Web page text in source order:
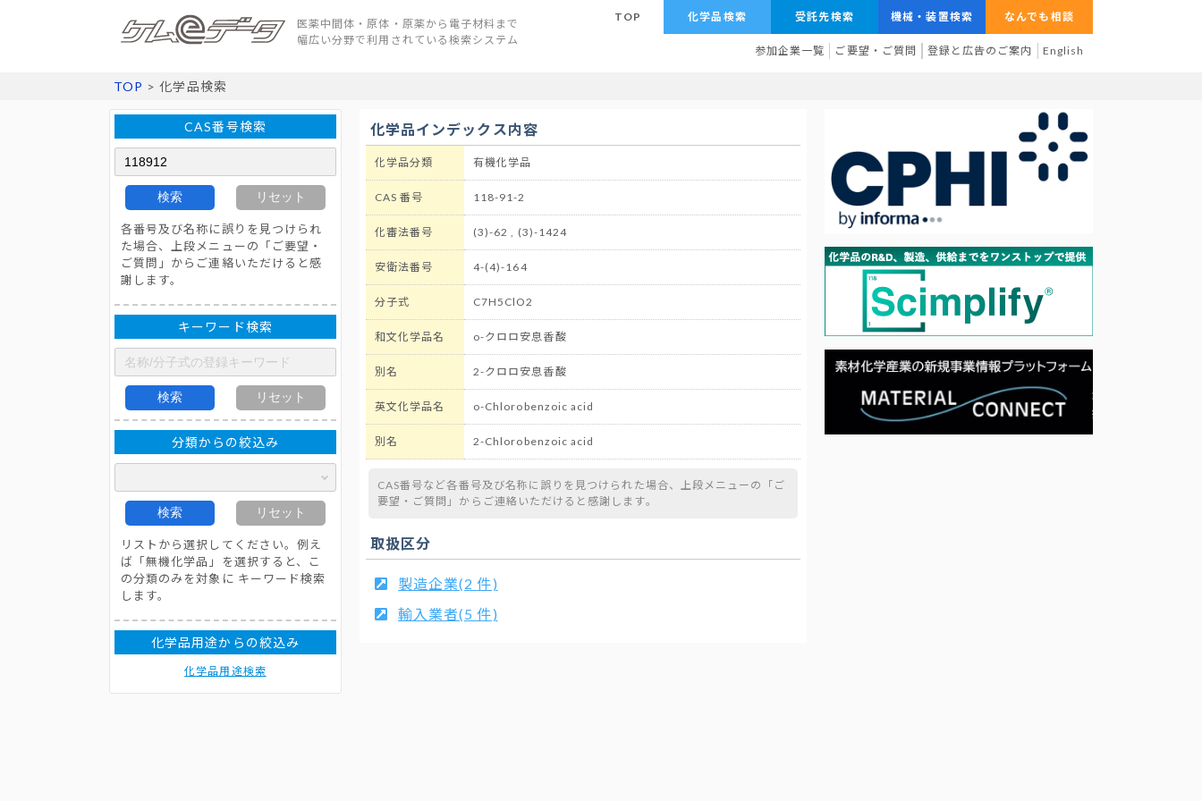
医薬中間体・原体・原薬から電子材料まで
幅広い分野で利用されている検索システム
TOP 化学品検索 受託先検索 機械・装置検索 なんでも相談
参加企業一覧 ご要望・ご質問 登録と広告のご案内 English
TOP > 化学品検索
CAS番号検索
検索 リセット
各番号及び名称に誤りを見つけられ
た場合、上段メニューの「ご要望・
ご質問」からご連絡いただけると感
謝します。
キーワード検索
検索 リセット
分類からの絞込み
検索 リセット
リストから選択してください。例え
ば「無機化学品」を選択すると、こ
の分類のみを対象に キーワード検索
します。
化学品用途からの絞込み
化学品用途検索
化学品インデックス内容
化学品分類 有機化学品
CAS 番号 118-91-2
化審法番号 (3)-62 , (3)-1424
安衛法番号 4-(4)-164
分子式 C7H5ClO2
和文化学品名 o-クロロ安息香酸
別名 2-クロロ安息香酸
英文化学品名 o-Chlorobenzoic acid
別名 2-Chlorobenzoic acid
CAS番号など各番号及び名称に誤りを見つけられた場合、上段メニューの「ご
要望・ご質問」からご連絡いただけると感謝します。
取扱区分
製造企業(2 件)
輸入業者(5 件)